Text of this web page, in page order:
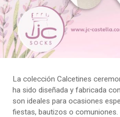
La colección Calcetines
ha sido diseñada y fabricada
son ideales para ocasiones
fiestas, bautizos o comuniones.